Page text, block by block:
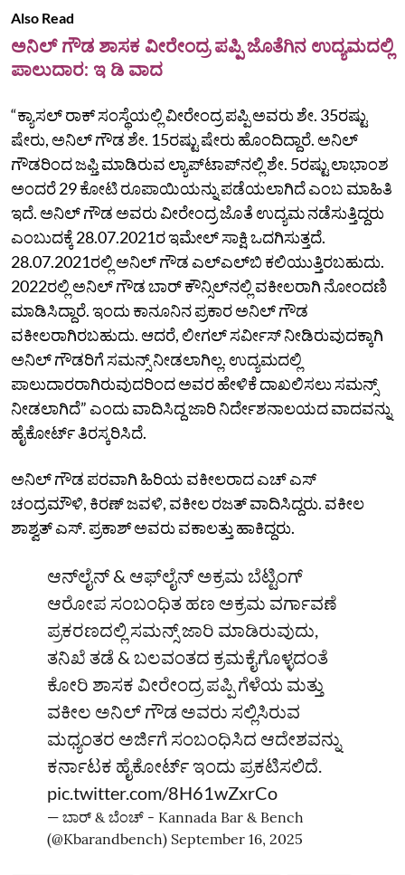
Also Read
ಅನಿಲ್‌ ಗೌಡ ಶಾಸಕ ವೀರೇಂದ್ರ ಪಪ್ಪಿ ಜೊತೆಗಿನ ಉದ್ಯಮದಲ್ಲಿ
ಪಾಲುದಾರ: ಇ ಡಿ ವಾದ
“ಕ್ಯಾಸಲ್‌ ರಾಕ್‌ ಸಂಸ್ಥೆಯಲ್ಲಿ ವೀರೇಂದ್ರ ಪಪ್ಪಿ ಅವರು ಶೇ. 35ರಷ್ಟು
ಷೇರು, ಅನಿಲ್‌ ಗೌಡ ಶೇ. 15ರಷ್ಟು ಷೇರು ಹೊಂದಿದ್ದಾರೆ. ಅನಿಲ್‌
ಗೌಡರಿಂದ ಜಫ್ತಿ ಮಾಡಿರುವ ಲ್ಯಾಪ್‌ಟಾಪ್‌ನಲ್ಲಿ ಶೇ. 5ರಷ್ಟು ಲಾಭಾಂಶ
ಅಂದರೆ 29 ಕೋಟಿ ರೂಪಾಯಿಯನ್ನು ಪಡೆಯಲಾಗಿದೆ ಎಂಬ ಮಾಹಿತಿ
ಇದೆ. ಅನಿಲ್‌ ಗೌಡ ಅವರು ವೀರೇಂದ್ರ ಜೊತೆ ಉದ್ಯಮ ನಡೆಸುತ್ತಿದ್ದರು
ಎಂಬುದಕ್ಕೆ 28.07.2021ರ ಇಮೇಲ್‌ ಸಾಕ್ಷಿ ಒದಗಿಸುತ್ತದೆ.
28.07.2021ರಲ್ಲಿ ಅನಿಲ್‌ ಗೌಡ ಎಲ್‌ಎಲ್‌ಬಿ ಕಲಿಯುತ್ತಿರಬಹುದು.
2022ರಲ್ಲಿ ಅನಿಲ್‌ ಗೌಡ ಬಾರ್‌ ಕೌನ್ಸಿಲ್‌ನಲ್ಲಿ ವಕೀಲರಾಗಿ ನೋಂದಣಿ
ಮಾಡಿಸಿದ್ದಾರೆ. ಇಂದು ಕಾನೂನಿನ ಪ್ರಕಾರ ಅನಿಲ್‌ ಗೌಡ
ವಕೀಲರಾಗಿರಬಹುದು. ಆದರೆ, ಲೀಗಲ್‌ ಸರ್ವೀಸ್‌ ನೀಡಿರುವುದಕ್ಕಾಗಿ
ಅನಿಲ್‌ ಗೌಡರಿಗೆ ಸಮನ್ಸ್‌ ನೀಡಲಾಗಿಲ್ಲ. ಉದ್ಯಮದಲ್ಲಿ
ಪಾಲುದಾರರಾಗಿರುವುದರಿಂದ ಅವರ ಹೇಳಿಕೆ ದಾಖಲಿಸಲು ಸಮನ್ಸ್‌
ನೀಡಲಾಗಿದೆ” ಎಂದು ವಾದಿಸಿದ್ದ ಜಾರಿ ನಿರ್ದೇಶನಾಲಯದ ವಾದವನ್ನು
ಹೈಕೋರ್ಟ್‌ ತಿರಸ್ಕರಿಸಿದೆ.
ಅನಿಲ್‌ ಗೌಡ ಪರವಾಗಿ ಹಿರಿಯ ವಕೀಲರಾದ ಎಚ್‌ ಎಸ್‌
ಚಂದ್ರಮೌಳಿ, ಕಿರಣ್‌ ಜವಳಿ, ವಕೀಲ ರಜತ್‌ ವಾದಿಸಿದ್ದರು. ವಕೀಲ
ಶಾಶ್ವತ್‌ ಎಸ್‌. ಪ್ರಕಾಶ್‌ ಅವರು ವಕಾಲತ್ತು ಹಾಕಿದ್ದರು.
ಆನ್​ಲೈನ್ & ಆಫ್‌ಲೈನ್ ಅಕ್ರಮ ಬೆಟ್ಟಿಂಗ್
ಆರೋಪ ಸಂಬಂಧಿತ ಹಣ ಅಕ್ರಮ ವರ್ಗಾವಣೆ
ಪ್ರಕರಣದಲ್ಲಿ ಸಮನ್ಸ್‌ ಜಾರಿ ಮಾಡಿರುವುದು,
ತನಿಖೆ ತಡೆ & ಬಲವಂತದ ಕ್ರಮಕೈಗೊಳ್ಳದಂತೆ
ಕೋರಿ ಶಾಸಕ ವೀರೇಂದ್ರ ಪಪ್ಪಿ ಗೆಳೆಯ ಮತ್ತು
ವಕೀಲ ಅನಿಲ್‌ ಗೌಡ ಅವರು ಸಲ್ಲಿಸಿರುವ
ಮಧ್ಯಂತರ ಅರ್ಜಿಗೆ ಸಂಬಂಧಿಸಿದ ಆದೇಶವನ್ನು
ಕರ್ನಾಟಕ ಹೈಕೋರ್ಟ್‌ ಇಂದು ಪ್ರಕಟಿಸಲಿದೆ.
pic.twitter.com/8H61wZxrCo
— ಬಾರ್‌ & ಬೆಂಚ್ - Kannada Bar & Bench
(@Kbarandbench) September 16, 2025